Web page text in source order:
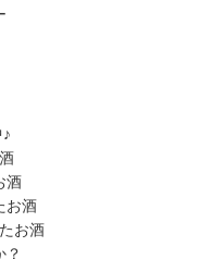
酒
お酒
お酒
？